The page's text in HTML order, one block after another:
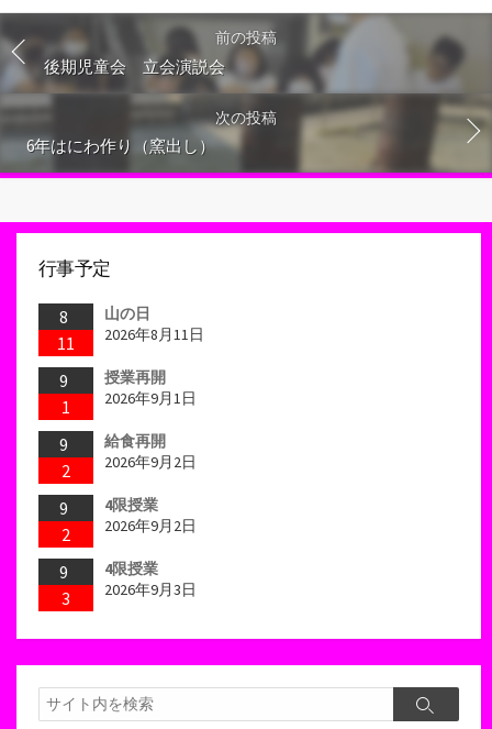
前の投稿
後期児童会 立会演説会
次の投稿
6年はにわ作り（窯出し）
行事予定
8
11
山の日
2026年8月11日
9
1
授業再開
2026年9月1日
9
2
給食再開
2026年9月2日
9
2
4限授業
2026年9月2日
9
3
4限授業
2026年9月3日
検
索
検